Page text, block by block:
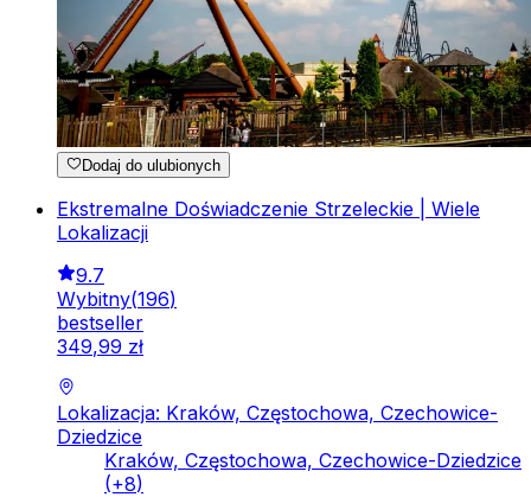
Dodaj do ulubionych
Ekstremalne Doświadczenie Strzeleckie | Wiele
Lokalizacji
9.7
Wybitny(196)
bestseller
349,99 zł
Lokalizacja: Kraków, Częstochowa, Czechowice-
Dziedzice
Kraków, Częstochowa, Czechowice-Dziedzice
(+8)